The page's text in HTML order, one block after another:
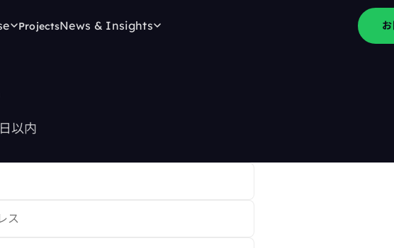
ProjectsNews & Insights
以内